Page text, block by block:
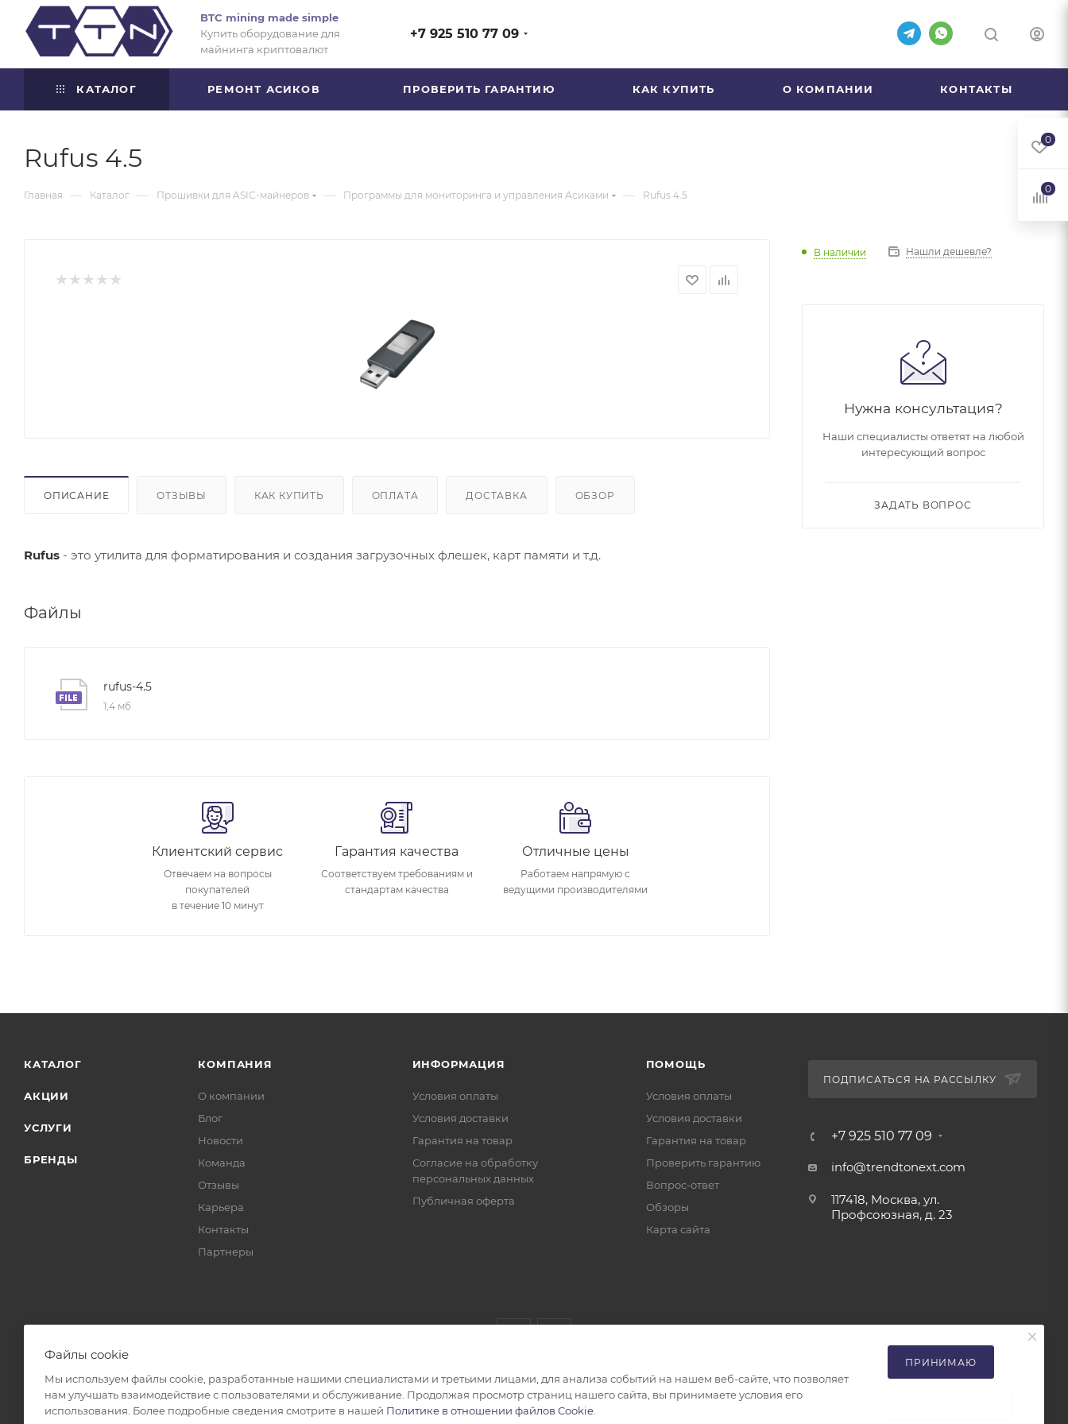
BTC mining made simple
Купить оборудование для
майнинга криптовалют
+7 925 510 77 09
КАТАЛОГ РЕМОНТ АСИКОВ ПРОВЕРИТЬ ГАРАНТИЮ КАК КУПИТЬ О КОМПАНИИ КОНТАКТЫ
Rufus 4.5
Главная — Каталог — Прошивки для ASIC-майнеров — Программы для мониторинга и управления Асиками — Rufus 4.5
ОПИСАНИЕ ОТЗЫВЫ КАК КУПИТЬ ОПЛАТА ДОСТАВКА ОБЗОР
Rufus - это утилита для форматирования и создания загрузочных флешек, карт памяти и т.д.
Файлы
rufus-4.5
1,4 мб
Клиентский сервис
Отвечаем на вопросы
покупателей
в течение 10 минут
Гарантия качества
Соответствуем требованиям и
стандартам качества
Отличные цены
Работаем напрямую с
ведущими производителями
В наличии Нашли дешевле?
Нужна консультация?
Наши специалисты ответят на любой
интересующий вопрос
ЗАДАТЬ ВОПРОС
КАТАЛОГ
АКЦИИ
УСЛУГИ
БРЕНДЫ
КОМПАНИЯ
О компании
Блог
Новости
Команда
Отзывы
Карьера
Контакты
Партнеры
ИНФОРМАЦИЯ
Условия оплаты
Условия доставки
Гарантия на товар
Согласие на обработку
персональных данных
Публичная оферта
ПОМОЩЬ
Условия оплаты
Условия доставки
Гарантия на товар
Проверить гарантию
Вопрос-ответ
Обзоры
Карта сайта
ПОДПИСАТЬСЯ НА РАССЫЛКУ
+7 925 510 77 09
info@trendtonext.com
117418, Москва, ул.
Профсоюзная, д. 23
2026 © TRENDY CORP. ООО «ТТН» ОГРН 1217700097075 ИНН
0
0
Файлы cookie
Мы используем файлы cookie, разработанные нашими специалистами и третьими лицами, для анализа событий на нашем веб-сайте, что позволяет
нам улучшать взаимодействие с пользователями и обслуживание. Продолжая просмотр страниц нашего сайта, вы принимаете условия его
использования. Более подробные сведения смотрите в нашей Политике в отношении файлов Cookie
ПРИНИМАЮ